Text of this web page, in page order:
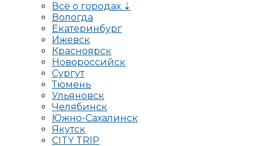
Всё о городах ⇣
Вологда
Екатеринбург
Ижевск
Красноярск
Новороссийск
Сургут
Тюмень
Ульяновск
Челябинск
Южно-Сахалинск
Якутск
CITY TRIP